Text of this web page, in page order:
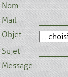
Nom
Mail
Objet
Sujet
Message